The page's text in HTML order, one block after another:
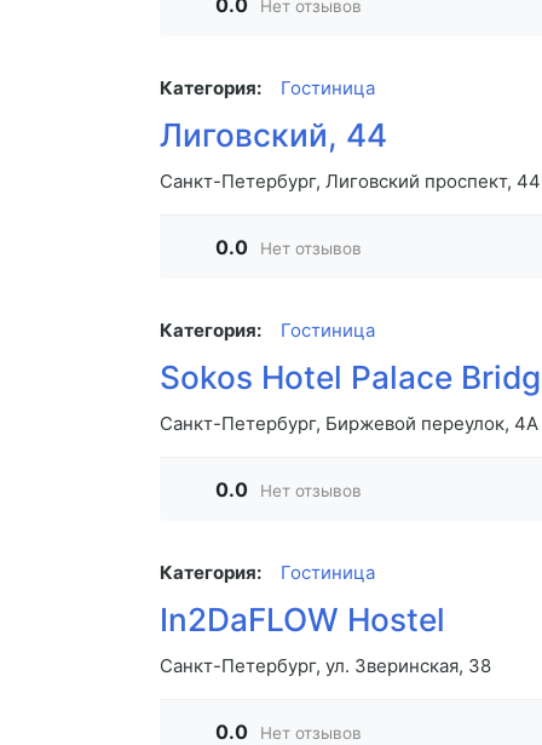
Нет отзывов
Категория: Гостиница
Лиговский, 44
Санкт-Петербург, Лиговский проспект, 44
0.0 Нет отзывов
Категория: Гостиница
Sokos Hotel Palace
Санкт-Петербург, Биржевой переулок, 4А
0.0 Нет отзывов
Категория: Гостиница
In2DaFLOW Hostel
Санкт-Петербург, ул. Зверинская, 38
0.0 Нет отзывов